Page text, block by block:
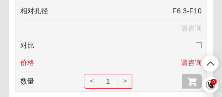
F6.3-F10
请咨询
请咨询
< > 0